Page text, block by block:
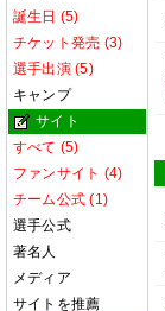
誕生日 (5)
チケット発売 (3)
選手出演 (5)
キャンプ
サイト
すべて (5)
ファンサイト (4)
チーム公式 (1)
選手公式
著名人
メディア
サイトを推薦